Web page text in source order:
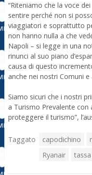
“Riteniamo che la voce
sentire perché non si
viaggiatori e soprattutto
non hanno nulla a che
Napoli – si legge in una
rinunci al suo piano
causa di questo
anche nei nostri Comuni
Siamo sicuri che i nostri
a Turismo Prevalente
proteggere il turismo”,
Taggato capodichino
Ryanair